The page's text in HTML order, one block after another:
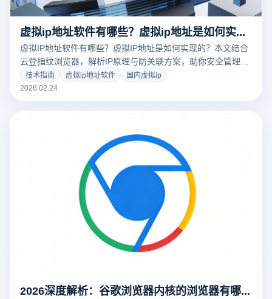
虚拟ip地址软件有哪些？虚拟ip地址是如何实现的？
虚拟IP地址软件有哪些？虚拟IP地址是如何实现的？本文结合
云登指纹浏览器，解析IP原理与防关联方案，助你安全管理多
账号环境。
技术指南 虚拟ip地址软件
国内虚拟ip
2026.02.24
2026深度解析：谷歌浏览器内核的浏览器有哪些？揭秘防关联核心技术